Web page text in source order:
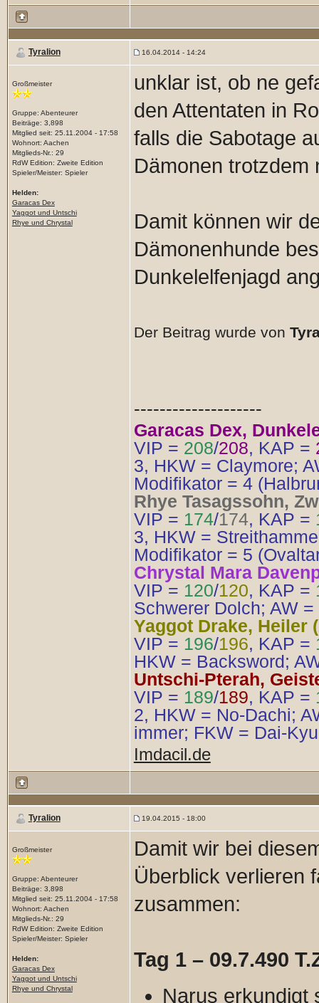
Tyralion 16.04.2014 - 14:24
Großmeister
Gruppe: Abenteurer
Beiträge: 3,898
Mitglied seit: 25.11.2004 - 17:58
Wohnort: Aachen
Mitglieds-Nr.: 29
RdW Edition: Zweite Edition
Spieler/Meister: Spieler
Helden:
Garacas Dex
Yaggot und Untschi
Rhye und Chrystal
unklar ist, ob ne
den Attentaten in
falls die Sabotage
Dämonen trotzdem
Damit können wir
Dämonenhunde
Dunkelelfenjagd
Der Beitrag wurde von
--------------------
Garacas Dex,
VIP = 208/208, KAP =
3, HKW = Claymore;
Modifikator = 4
Rhye Tasagssohn,
VIP = 174/174, KAP =
3, HKW =
Modifikator = 5
Chrystal Mara
VIP = 120/120, KAP =
Schwerer Dolch; AW
Yaggot Drake, Heiler
VIP = 196/196, KAP =
HKW = Backsword;
Untschi-Pterah,
VIP = 189/189, KAP =
2, HKW = No-Dachi;
immer; FKW = Dai-
Imdacil.de
Tyralion 19.04.2015 - 18:00
Großmeister
Gruppe: Abenteurer
Beiträge: 3,898
Mitglied seit: 25.11.2004 - 17:58
Wohnort: Aachen
Mitglieds-Nr.: 29
RdW Edition: Zweite Edition
Spieler/Meister: Spieler
Helden:
Garacas Dex
Yaggot und Untschi
Rhye und Chrystal
Damit wir bei
Überblick verlieren
zusammen:
Tag 1 – 09.7.490
Narus erkundigt